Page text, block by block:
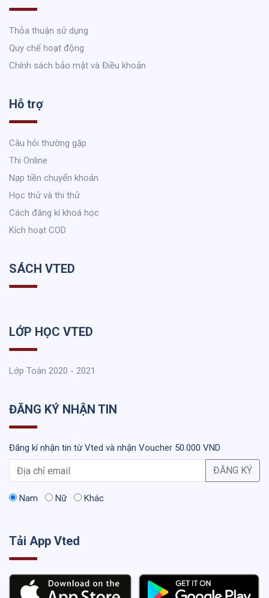
Thỏa thuận sử dụng
Quy chế hoạt động
Chính sách bảo mật và Điều khoản
Hỗ trợ
Câu hỏi thường gặp
Thi Online
Nạp tiền chuyển khoản
Học thử và thi thử
Cách đăng kí khoá học
Kích hoạt COD
SÁCH VTED
LỚP HỌC VTED
Lớp Toán 2020 - 2021
ĐĂNG KÝ NHẬN TIN
Đăng kí nhận tin từ Vted và nhận Voucher 50.000 VND
ĐĂNG KÝ
Nam Nữ Khác
Tải App Vted